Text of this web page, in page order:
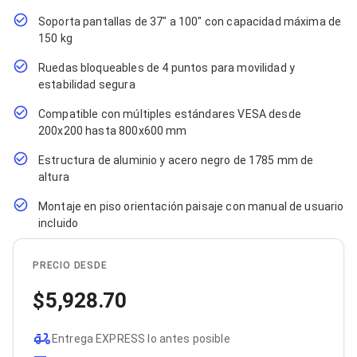
Cables Coaxiales
Accesorios para Cables
Jacks de Red
Conectores
Tapas y Cajas
Pinzas Ponchadoras
Probadores de Cable
Protectores para Cables
Cables para Impresoras
Cableado Estructurado
Sujetadores de Cables
Cinchos
Adaptadores PC
Adaptadores PC USB
Adaptadores PC Serial
Adaptadores PC IDE
Adaptadores PC Teclado
Soporta pantallas de 37" a 100" con capacidad máxima de
150 kg
Ruedas bloqueables de 4 puntos para movilidad y
estabilidad segura
Compatible con múltiples estándares VESA desde
200x200 hasta 800x600 mm
Estructura de aluminio y acero negro de 1785 mm de
altura
Montaje en piso orientación paisaje con manual de usuario
incluido
PRECIO DESDE
5,928.70
Entrega EXPRESS lo antes posible